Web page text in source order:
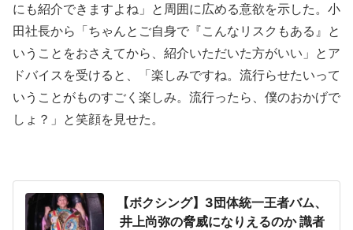
にも紹介できますよね」と周囲に広める意欲を示した。小
田社長から「ちゃんとご自身で『こんなリスクもある』と
いうことをおさえてから、紹介いただいた方がいい」とア
ドバイスを受けると、「楽しみですね。流行らせたいって
いうことがものすごく楽しみ。流行ったら、僕のおかげで
しょ？」と笑顔を見せた。
【ボクシング】3団体統一王者バム、
井上尚弥の脅威になりえるのか 識者